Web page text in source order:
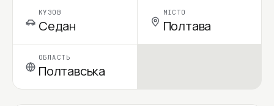
КУЗОВ
Седан
МІСТО
Полтава
ОБЛАСТЬ
Полтавська